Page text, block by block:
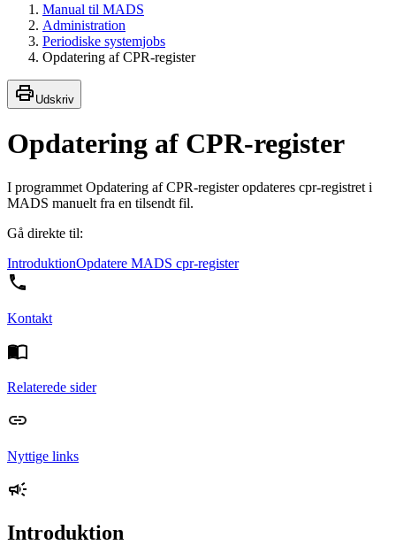
Manual til MADS
Administration
Periodiske systemjobs
Opdatering af CPR-register
Udskriv
Opdatering af CPR-register
I programmet Opdatering af CPR-register opdateres cpr-registret i
MADS manuelt fra en tilsendt fil.
Gå direkte til:
IntroduktionOpdatere MADS cpr-register
Kontakt
Relaterede sider
Nyttige links
Introduktion